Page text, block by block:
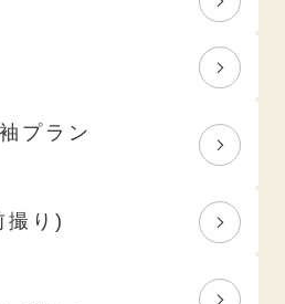
プラン
撮り)